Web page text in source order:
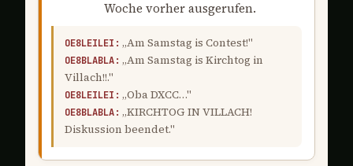
Woche vorher ausgerufen.
OE8LEILEI: „Am Samstag is Contest!"
OE8BLABLA: „Am Samstag is Kirchtog in
Villach!!."
OE8LEILEI: „Oba DXCC…"
OE8BLABLA: „KIRCHTOG IN VILLACH!
Diskussion beendet."